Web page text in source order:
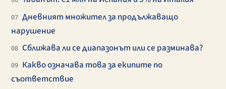
07 Дневният множител за продължаващо
нарушение
08 Сближава ли се диапазонът или се разминава?
09 Какво означава това за екипите по
съответствие